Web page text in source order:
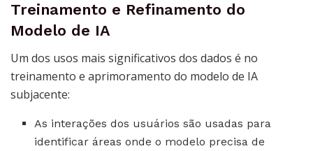
Treinamento e Refinamento do
Modelo de IA
Um dos usos mais significativos dos dados é no
treinamento e aprimoramento do modelo de IA
subjacente:
As interações dos usuários são usadas para
identificar áreas onde o modelo precisa de